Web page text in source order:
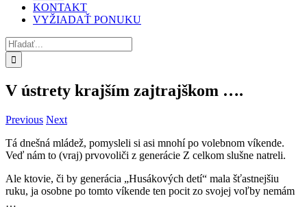
KONTAKT
VYŽIADAŤ PONUKU
Hľadať:
V ústrety krajším zajtrajškom ….
Previous Next
Tá dnešná mládež, pomysleli si asi mnohí po volebnom víkende.
Veď nám to (vraj) prvovoliči z generácie Z celkom slušne natreli.
Ale ktovie, či by generácia „Husákových detí“ mala šťastnejšiu
ruku, ja osobne po tomto víkende ten pocit zo svojej voľby nemám
…